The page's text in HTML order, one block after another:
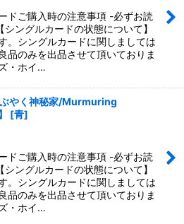
ドご購入時の注意事項 -必ずお読
ングルカードの状態について】
。シングルカードに関しましては
品のみを出品させて頂いておりま
・ホイ…
ぶやく神秘家/Murmuring
[青]
ドご購入時の注意事項 -必ずお読
ングルカードの状態について】
。シングルカードに関しましては
品のみを出品させて頂いておりま
・ホイ…